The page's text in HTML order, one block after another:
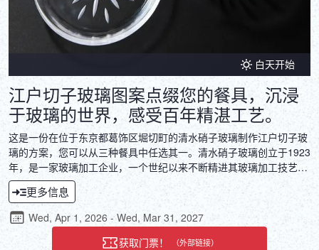
白天开始
江户切子玻璃图案点缀您的餐具，沉浸
于玻璃的世界，感受百年精湛工艺。
这是一份在位于东京都葛饰区堀切町的清水硝子玻璃制作江户切子玻
璃的方案，您可以从三种餐具中任选其一。清水硝子玻璃创立于1923
年，是一家玻璃加工企业，一个世纪以来不断精进其玻璃加工技艺。
蕴含着悠久历史经验的江户切子玻璃制品，不仅拥有精美的图案，更
是日常生活中不可或缺的艺术品。通过点亮您餐桌的江户切子玻璃，
您将体验到历史的沉淀与光彩交织的魅力。
更多信息
Wed, Apr 1, 2026 - Wed, Mar 31, 2027
获取门票！
（外部链接）